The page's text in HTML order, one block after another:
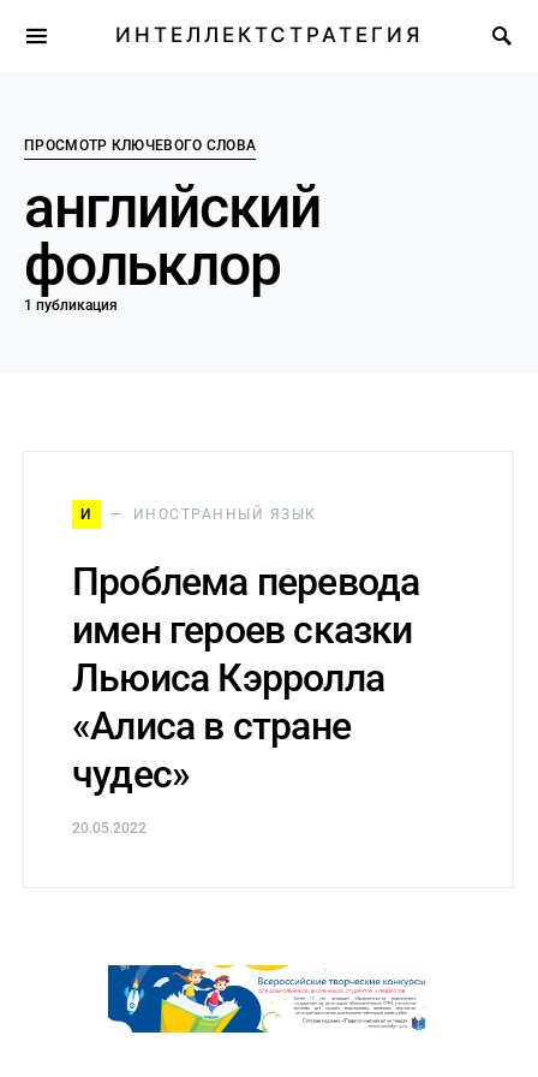
ИНТЕЛЛЕКТСТРАТЕГИЯ
ПРОСМОТР КЛЮЧЕВОГО СЛОВА
английский
фольклор
1 публикация
И ИНОСТРАННЫЙ ЯЗЫК
Проблема перевода
имен героев сказки
Льюиса Кэрролла
«Алиса в стране
чудес»
20.05.2022